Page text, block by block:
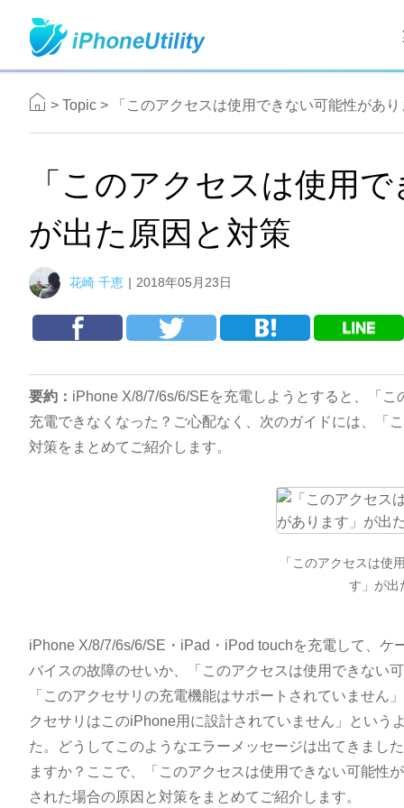
> Topic > 「このアクセスは使用できない可能性があ
「このアクセスは使用
が出た原因と対策
花崎 千恵 | 2018年05月23日
要約： iPhone X/8/7/6s/6/SEを充電しようとすると、「
充電できなくなった？ご心配なく、次のガイドには、「
対策をまとめてご紹介します。
「このアクセスは使
す」が出
iPhone X/8/7/6s/6/SE・iPad・iPod touchを充電して、
バイスの故障のせいか、「このアクセスは使用できない
「このアクセサリの充電機能はサポートされていませ
クセサリはこのiPhone用に設計されていません」という
た。どうしてこのようなエラーメッセージは出てきまし
ますか？ここで、「このアクセスは使用できない可能性
された場合の原因と対策をまとめてご紹介します。